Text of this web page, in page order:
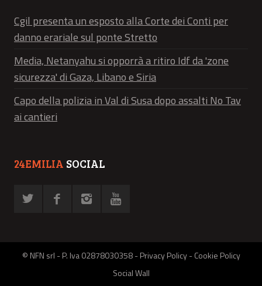
Cgil presenta un esposto alla Corte dei Conti per
danno erariale sul ponte Stretto
Media, Netanyahu si opporrà a ritiro Idf da 'zone
sicurezza' di Gaza, Libano e Siria
Capo della polizia in Val di Susa dopo assalti No Tav
ai cantieri
24EMILIA SOCIAL
© NFN srl - P. Iva 02878030358 -Privacy Policy-Cookie Policy
Social Wall